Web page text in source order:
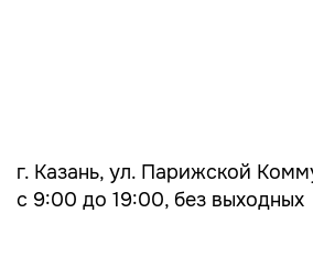
г. Казань, ул. Парижской
с 9:00 до 19:00, без выходных